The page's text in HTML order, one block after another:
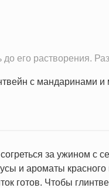
его растворения.
согреться за ужином с
и ароматы
готов. Чтобы